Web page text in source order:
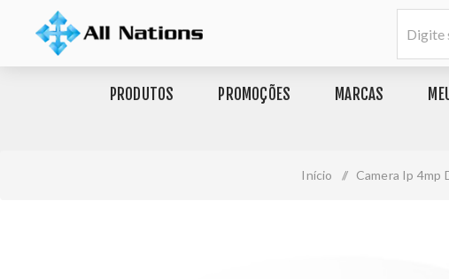
PRODUTOS PROMOÇÕES MARCAS
Início / Camera Ip 4mp